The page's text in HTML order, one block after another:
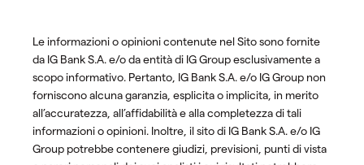
Le informazioni o opinioni contenute nel Sito sono fornite
da IG Bank S.A. e/o da entità di IG Group esclusivamente a
scopo informativo. Pertanto, IG Bank S.A. e/o IG Group non
forniscono alcuna garanzia, esplicita o implicita, in merito
all’accuratezza, all’affidabilità e alla completezza di tali
informazioni o opinioni. Inoltre, il sito di IG Bank S.A. e/o IG
Group potrebbe contenere giudizi, previsioni, punti di vista